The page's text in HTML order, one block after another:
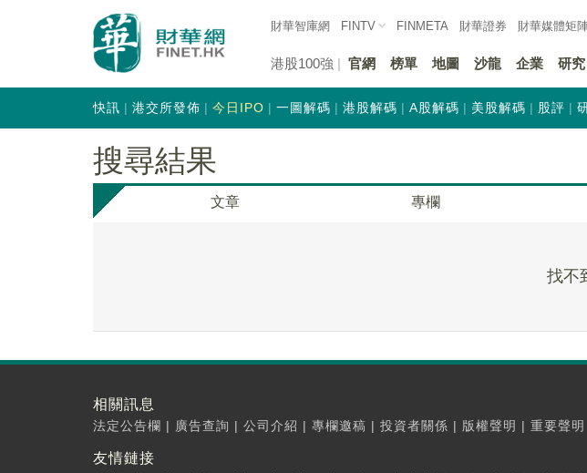
財華智庫網 FINTV FINMETA 財華證券 財華媒體矩
港股100強 官網 榜單 地圖 沙龍 企業 研究
快訊 港交所發佈 今日IPO 一圖解碼 港股解碼 A股解碼 美股解碼 股評
搜尋結果
文章 專欄
找不
相關訊息
法定公告欄 | 廣告查詢 | 公司介紹 | 專欄邀稿 | 投資者關係 | 版權聲明 | 重要聲明
友情鏈接